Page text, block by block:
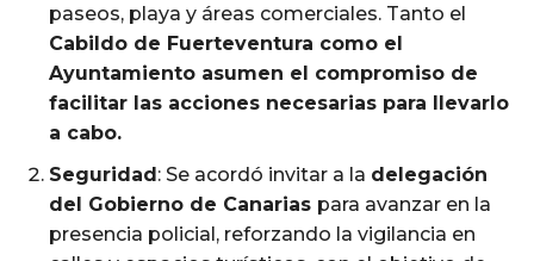
paseos, playa y áreas comerciales. Tanto el
Cabildo de Fuerteventura como el
Ayuntamiento asumen el compromiso de
facilitar las acciones necesarias para llevarlo
a cabo.
Seguridad: Se acordó invitar a la delegación
del Gobierno de Canarias para avanzar en la
presencia policial, reforzando la vigilancia en